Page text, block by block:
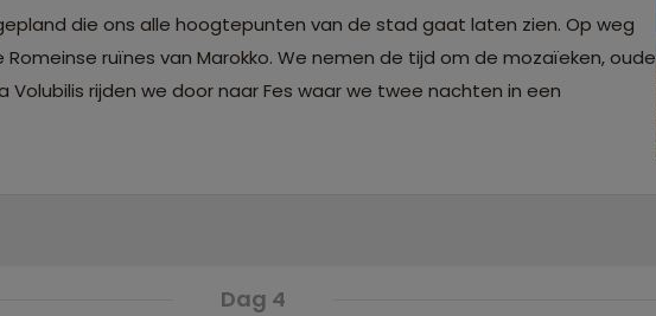
die ons alle hoogtepunten van de stad gaat laten zien. Op weg
ruïnes van Marokko. We nemen de tijd om de mozaïeken, oude
rijden we door naar Fes waar we twee nachten in een
Dag 4